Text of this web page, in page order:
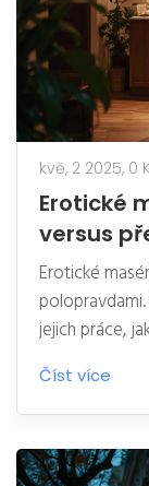
kvě, 2 2025,
Erotické
versus
Erotické
jejich práce,
dát pozor při
mýty a
Přináší
bezpečný a
Číst více